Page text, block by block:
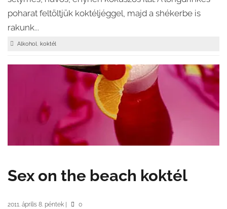
poharat feltöltjük koktéljéggel, majd a shékerbe is
rakunk...
Alkohol, koktél
Sex on the beach koktél
2011. április 8. péntek 0